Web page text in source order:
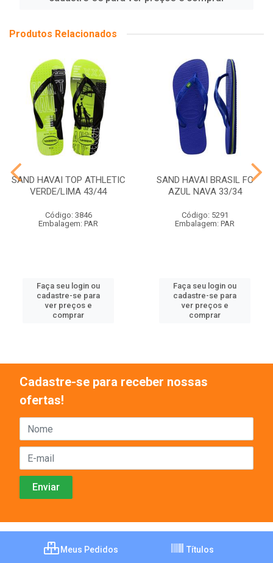
Produtos Relacionados
SAND HAVAI TOP ATHLETIC
VERDE/LIMA 43/44
Código: 3846
Embalagem: PAR
Faça seu login ou
cadastre-se para
ver preços e
comprar
SAND HAVAI BRASIL FC
AZUL NAVA 33/34
Código: 5291
Embalagem: PAR
Faça seu login ou
cadastre-se para
ver preços e
comprar
Cadastre-se para receber nossas
ofertas!
Meus Pedidos Títulos